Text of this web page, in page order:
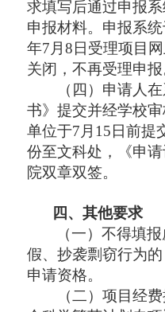
求填写后通过申报
申报材料。申报系
年7月8 日受理项目
关闭，不再受理申报
（四）申请人
书》提交并经学校
单位于7月15日前提
份至文科处，《申
院双章双签。
四、其他要求
（一）不得填
假、抄袭剽窃行为
申请资格。
（二）项目经